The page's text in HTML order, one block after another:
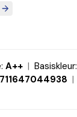
A++ Basiskleur: